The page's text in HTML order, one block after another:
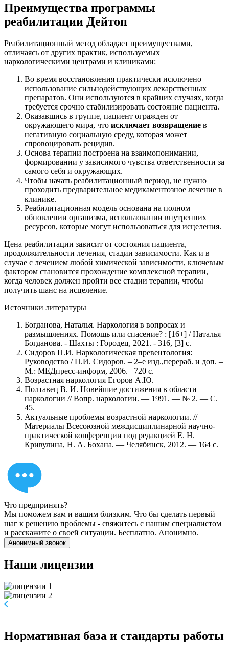
Преимущества программы
реабилитации Дейтоп
Реабилитационный метод обладает преимуществами,
отличаясь от других практик, используемых
наркологическими центрами и клиниками:
Во время восстановления практически исключено
использование сильнодействующих лекарственных
препаратов. Они используются в крайних случаях, когда
требуется срочно стабилизировать состояние пациента.
Оказавшись в группе, пациент огражден от
окружающего мира, что исключает возвращение в
негативную социальную среду, которая может
спровоцировать рецидив.
Основа терапии построена на взаимопонимании,
формировании у зависимого чувства ответственности за
самого себя и окружающих.
Чтобы начать реабилитационный период, не нужно
проходить предварительное медикаментозное лечение в
клинике.
Реабилитационная модель основана на полном
обновлении организма, использовании внутренних
ресурсов, которые могут использоваться для исцеления.
Цена реабилитации зависит от состояния пациента,
продолжительности лечения, стадии зависимости. Как и в
случае с лечением любой химической зависимости, ключевым
фактором становится прохождение комплексной терапии,
когда человек должен пройти все стадии терапии, чтобы
получить шанс на исцеление.
Источники литературы
Богданова, Наталья. Наркология в вопросах и
размышлениях. Помощь или спасение? : [16+] / Наталья
Богданова. - Шахты : Городец, 2021. - 316, [3] с.
Сидоров П.И. Наркологическая превентология:
Руководство / П.И. Сидоров. – 2–е изд.,перераб. и доп. –
М.: МЕДпресс-информ, 2006. –720 с.
Возрастная наркология Егоров А.Ю.
Полтавец В. И. Новейшие достижения в области
наркологии // Вопр. наркологии. — 1991. — № 2. — С.
45.
Актуальные проблемы возрастной наркологии. //
Материалы Всесоюзной междисциплинарной научно-
практической конференции под редакцией Е. Н.
Кривулина, Н. А. Бохана. — Челябинск, 2012. — 164 с.
Что предпринять?
Мы поможем вам и вашим близким. Что бы сделать первый
шаг к решению проблемы - свяжитесь с нашим специалистом
и расскажите о своей ситуации. Бесплатно. Анонимно.
Анонимный звонок
Наши лицензии
Нормативная база и стандарты работы